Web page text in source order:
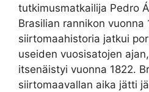
tutkimusmatkailija Pedro
Brasilian rannikon vuonna
siirtomaahistoria jatkui
useiden vuosisatojen
itsenäistyi vuonna 1822.
siirtomaavallan aika jätti